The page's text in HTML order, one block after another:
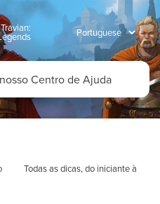
Todas as dicas, do iniciante à